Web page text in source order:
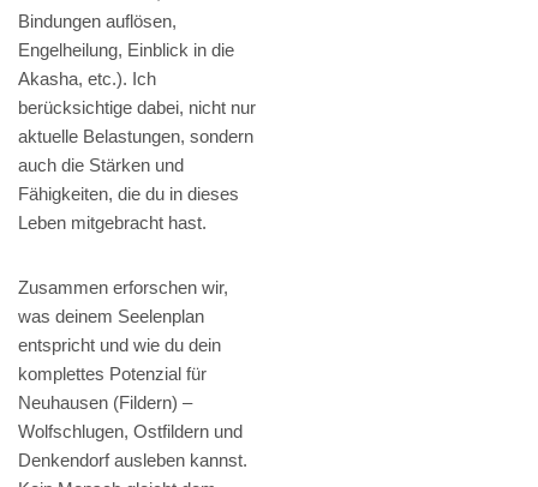
Bindungen auflösen,
Engelheilung, Einblick in die
Akasha, etc.). Ich
berücksichtige dabei, nicht nur
aktuelle Belastungen, sondern
auch die Stärken und
Fähigkeiten, die du in dieses
Leben mitgebracht hast.
Zusammen erforschen wir,
was deinem Seelenplan
entspricht und wie du dein
komplettes Potenzial für
Neuhausen (Fildern) –
Wolfschlugen, Ostfildern und
Denkendorf ausleben kannst.